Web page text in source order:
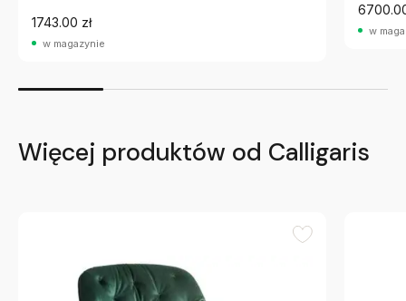
1743.00 zł
w magazynie
w
Więcej produktów od Calligaris